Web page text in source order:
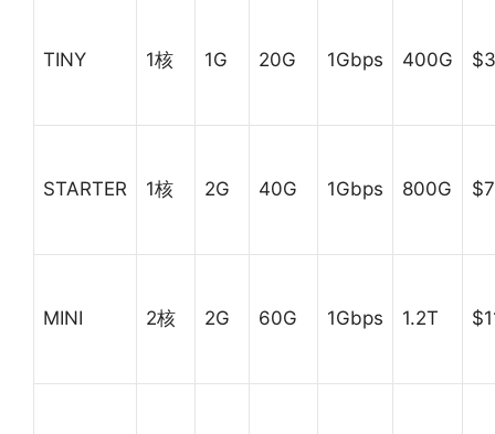
TINY 1核 1G 20G 1Gbps 400G
STARTER 1核 2G 40G 1Gbps 800G
MINI 2核 2G 60G 1Gbps 1.2T